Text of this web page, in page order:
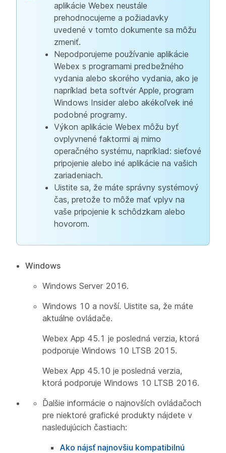
aplikácie Webex neustále
prehodnocujeme a požiadavky
uvedené v tomto dokumente sa môžu
zmeniť.
Nepodporujeme používanie aplikácie
Webex s programami predbežného
vydania alebo skorého vydania, ako je
napríklad beta softvér Apple, program
Windows Insider alebo akékoľvek iné
podobné programy.
Výkon aplikácie Webex môžu byť
ovplyvnené faktormi aj mimo
operačného systému, napríklad: sieťové
pripojenie alebo iné aplikácie na vašich
zariadeniach.
Uistite sa, že máte správny systémový
čas, pretože to môže mať vplyv na
vaše pripojenie k schôdzkam alebo
hovorom.
Windows
Windows Server 2016.
Windows 10 a novší. Uistite sa, že máte
aktuálne ovládače.
Webex App 45.1 je posledná verzia, ktorá
podporuje Windows 10 LTSB 2015.
Webex App 45.10 je posledná verzia,
ktorá podporuje Windows 10 LTSB 2016.
Ďalšie informácie o najnovších ovládačoch
pre niektoré grafické produkty nájdete v
nasledujúcich častiach:
Ako nájsť najnovšiu kompatibilnú